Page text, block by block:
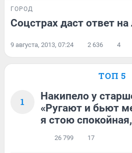
ГОРОД
Соцстрах даст ответ
9 августа, 2013, 07:24 2 636 4
ТОП 5
1
Накипело у
«Ругают и бьют
я стою
26 799 17